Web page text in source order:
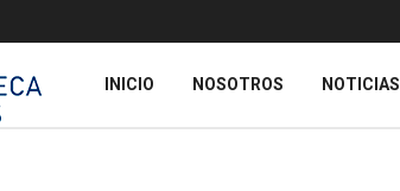
INICIO NOSOTROS NOTICIAS